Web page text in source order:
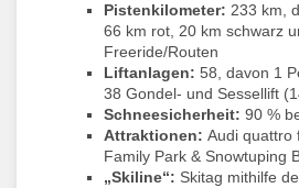
Pistenkilometer: 233 km,
66 km rot, 20 km schwarz
Freeride/Routen
Liftanlagen: 58, davon 1
38 Gondel- und Sessellift
Schneesicherheit: 90 %
Attraktionen: Audi quattro
Family Park & Snowtuping
„Skiline“: Skitag mithilfe